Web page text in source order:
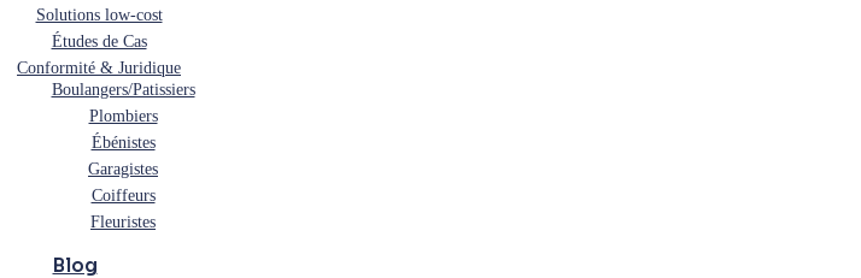
Solutions low-cost
Études de Cas
Conformité & Juridique
Boulangers/Patissiers
Plombiers
Ébénistes
Garagistes
Coiffeurs
Fleuristes
Blog